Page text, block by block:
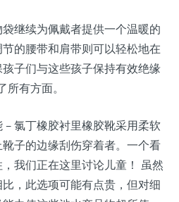
继续为佩戴者提供一个温暖的
的腰带和肩带则可以轻松地在
子们与这些孩子保持有效绝缘
所有方面。
– 氯丁橡胶衬里橡胶靴采用柔软
子的边缘刮伤穿着者。一个看
我们正在这里讨论儿童！ 虽然
，此选项可能有点贵，但对细